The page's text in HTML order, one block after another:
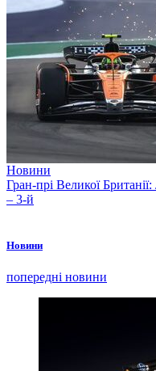
Новини
Гран-прі Великої
– 3-й
Новини
попередні новини